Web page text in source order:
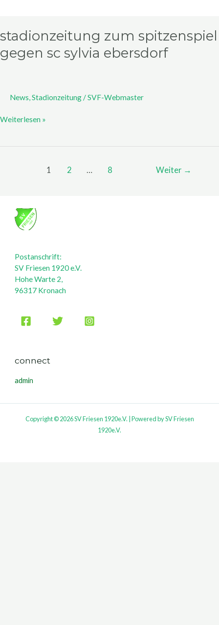
stadionzeitung zum spitzenspiel
gegen sc sylvia ebersdorf
News,Stadionzeitung /SVF-Webmaster
Weiterlesen »
1 2 … 8 Weiter →
Postanschrift:
SV Friesen 1920 e.V.
Hohe Warte 2,
96317 Kronach
connect
admin
Copyright © 2026 SV Friesen 1920e.V. | Powered by SV Friesen
1920e.V.